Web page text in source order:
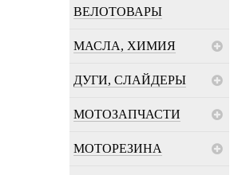
ВЕЛОТОВАРЫ
МАСЛА, ХИМИЯ
ДУГИ, СЛАЙДЕРЫ
МОТОЗАПЧАСТИ
МОТОРЕЗИНА